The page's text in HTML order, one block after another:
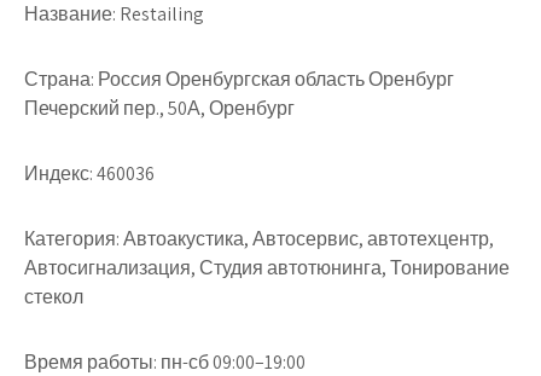
Название: Restailing
Страна: Россия Оренбургская область Оренбург
Печерский пер., 50А, Оренбург
Индекс:460036
Категория:Автоакустика, Автосервис, автотехцентр,
Автосигнализация, Студия автотюнинга, Тонирование
стекол
Время работы: пн-сб 09:00–19:00